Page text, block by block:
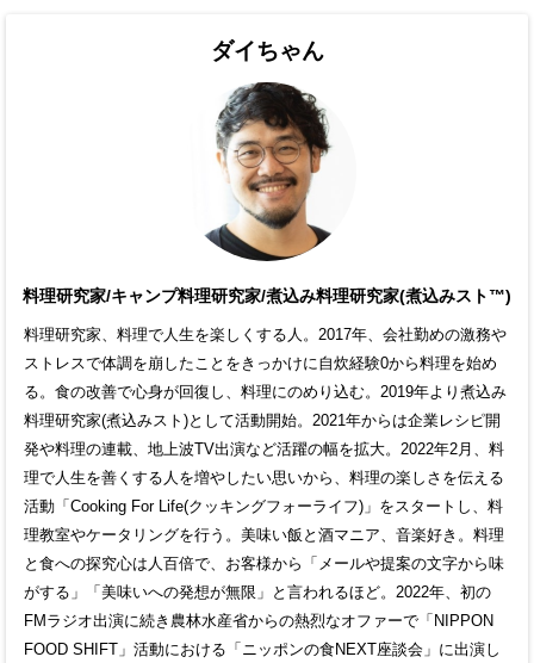
ダイちゃん
料理研究家/キャンプ料理研究家/煮込み料理研究家(煮込みスト™)
料理研究家、料理で人生を楽しくする人。2017年、会社勤めの激務や
ストレスで体調を崩したことをきっかけに自炊経験0から料理を始め
る。食の改善で心身が回復し、料理にのめり込む。2019年より煮込み
料理研究家(煮込みスト)として活動開始。2021年からは企業レシピ開
発や料理の連載、地上波TV出演など活躍の幅を拡大。2022年2月、料
理で人生を善くする人を増やしたい思いから、料理の楽しさを伝える
活動「Cooking For Life(クッキングフォーライフ)」をスタートし、料
理教室やケータリングを行う。美味い飯と酒マニア、音楽好き。料理
と食への探究心は人百倍で、お客様から「メールや提案の文字から味
がする」「美味いへの発想が無限」と言われるほど。2022年、初の
FMラジオ出演に続き農林水産省からの熱烈なオファーで「NIPPON
FOOD SHIFT」活動における「ニッポンの食NEXT座談会」に出演し